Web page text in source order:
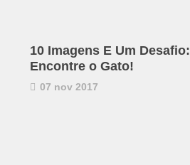
10 Imagens E Um Desafio:
Encontre o Gato!
07 nov 2017